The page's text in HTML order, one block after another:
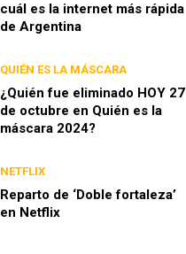
cuál es la internet más rápida
de Argentina
QUIÉN ES LA MÁSCARA
¿Quién fue eliminado HOY 27
de octubre en Quién es la
máscara 2024?
NETFLIX
Reparto de ‘Doble fortaleza’
en Netflix